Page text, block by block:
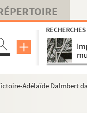
Adélaïde Dalmbert
de Marceline et Ondine
Derains à Paris datée
Valmore à Paris, datée
Valmore à Paris, datée
Valmore à Paris, datée